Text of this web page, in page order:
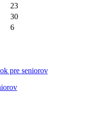
23
30
6
pre seniorov